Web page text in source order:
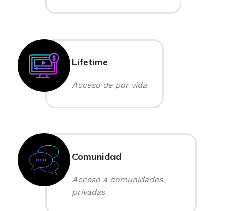
Lifetime
Acceso de por vida
Comunidad
Acceso a comunidades
privadas